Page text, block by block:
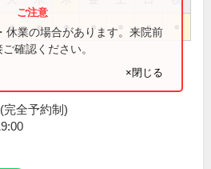
● ● ● ● ●
休業の場合があります。来院前
確認ください。
×閉じる
完全予約制)